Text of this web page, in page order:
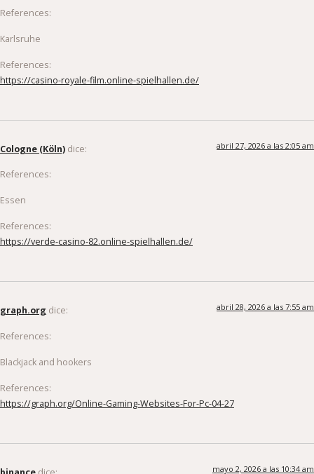
References:
Karlsruhe
References:
https://casino-royale-film.online-spielhallen.de/
Cologne (Köln) dice: abril 27, 2026 a las 2:05 am
References:
Essen
References:
https://verde-casino-82.online-spielhallen.de/
graph.org dice: abril 28, 2026 a las 7:55 am
References:
Blackjack and hookers
References:
https://graph.org/Online-Gaming-Websites-For-Pc-04-27
mayo 2, 2026 a las 10:34 am